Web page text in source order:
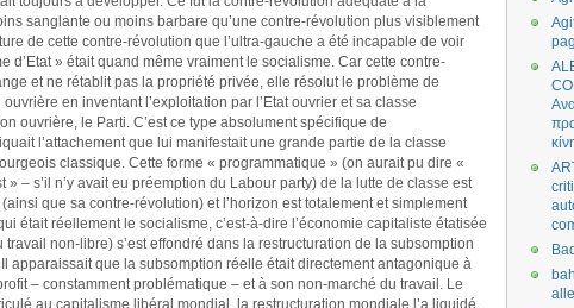
sanglante ou moins barbare qu’une contre-révolution plus visiblement
de cette contre-révolution que l’ultra-gauche a été incapable de voir
d’Etat » était quand même vraiment le socialisme. Car cette contre-
et ne rétablit pas la propriété privée, elle résolut le problème de
en inventant l’exploitation par l’Etat ouvrier et sa classe
ouvrière, le Parti. C’est ce type absolument spécifique de
l’attachement que lui manifestait une grande partie de la classe
classique. Cette forme « programmatique » (on aurait pu dire «
– s’il n’y avait eu préemption du Labour party) de la lutte de classe est
que sa contre-révolution) et l’horizon est totalement et simplement
était réellement le socialisme, c’est-à-dire l’économie capitaliste étatisée
non-libre) s’est effondré dans la restructuration de la subsomption
apparaissait que la subsomption réelle était directement antagonique à
– constamment problématique – et à son non-marché du travail. Le
au capitalisme libéral mondial, la restructuration mondiale l’a liquidé,